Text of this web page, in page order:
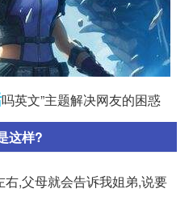
吗英文”主题解决网友的困惑
这样?
,父母就会告诉我姐弟,说要